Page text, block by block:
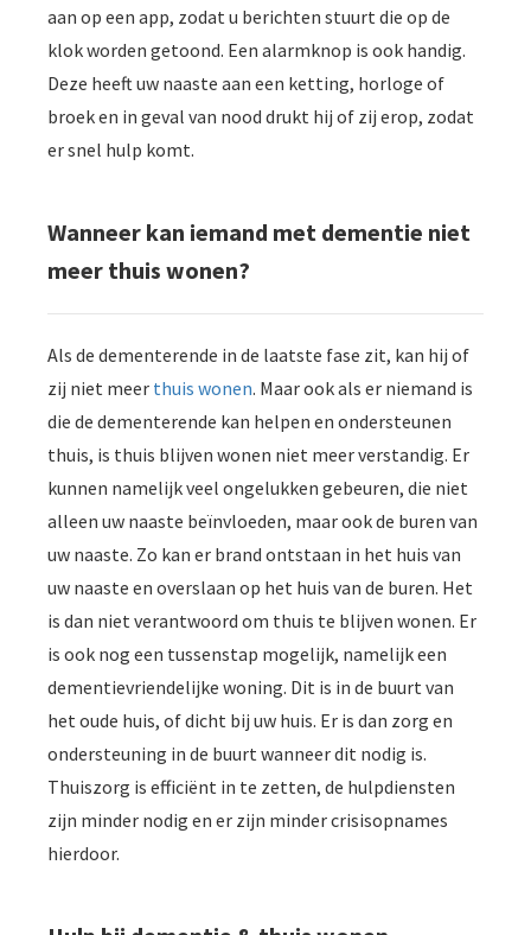
aan op een app, zodat u berichten stuurt die op de
klok worden getoond. Een alarmknop is ook handig.
Deze heeft uw naaste aan een ketting, horloge of
broek en in geval van nood drukt hij of zij erop, zodat
er snel hulp komt.
Wanneer kan iemand met dementie niet
meer thuis wonen?
Als de dementerende in de laatste fase zit, kan hij of
zij niet meer thuis wonen. Maar ook als er niemand is
die de dementerende kan helpen en ondersteunen
thuis, is thuis blijven wonen niet meer verstandig. Er
kunnen namelijk veel ongelukken gebeuren, die niet
alleen uw naaste beïnvloeden, maar ook de buren van
uw naaste. Zo kan er brand ontstaan in het huis van
uw naaste en overslaan op het huis van de buren. Het
is dan niet verantwoord om thuis te blijven wonen. Er
is ook nog een tussenstap mogelijk, namelijk een
dementievriendelijke woning. Dit is in de buurt van
het oude huis, of dicht bij uw huis. Er is dan zorg en
ondersteuning in de buurt wanneer dit nodig is.
Thuiszorg is efficiënt in te zetten, de hulpdiensten
zijn minder nodig en er zijn minder crisisopnames
hierdoor.